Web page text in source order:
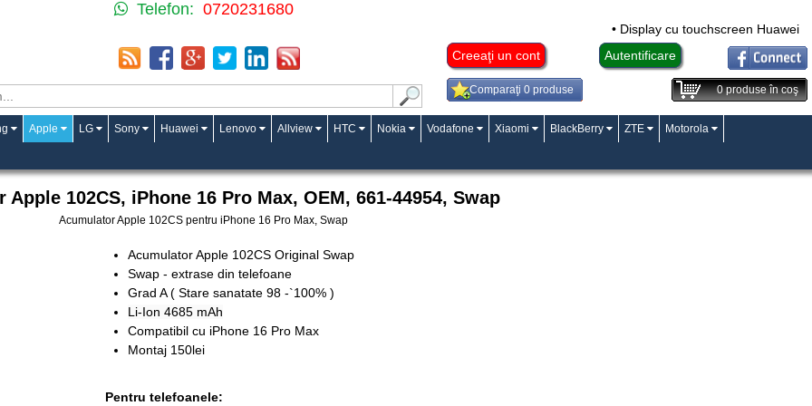
Telefon: 0720231680
• Display cu touchscreen Huawei
Creeaţi un cont
Autentificare
Comparaţi 0 produse 0produse în coş
Apple LG Sony Huawei Lenovo Allview HTC Nokia Vodafone Xiaomi BlackBerry ZTE Motorola
Apple 102CS, iPhone 16 Pro Max, OEM, 661-44954, Swap
Acumulator Apple 102CS pentru iPhone 16 Pro Max, Swap
Acumulator Apple 102CS Original Swap
Swap - extrase din telefoane
Grad A ( Stare sanatate 98 -`100% )
Li-Ion 4685 mAh
Compatibil cu iPhone 16 Pro Max
Montaj 150lei
Pentru telefoanele: